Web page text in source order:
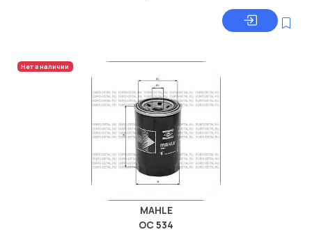
Нет в наличии
MAHLE
OC 534